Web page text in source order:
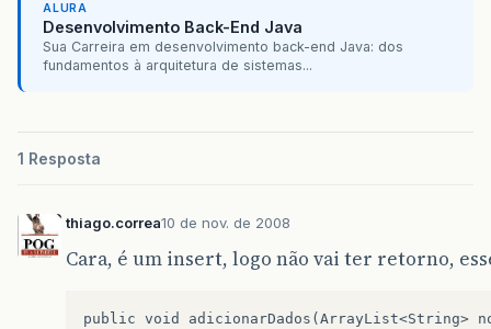
ALURA
Desenvolvimento Back-End Java
Sua Carreira em desenvolvimento back-end Java: dos
fundamentos à arquitetura de sistemas...
1 Resposta
thiago.correa10 de nov. de 2008
Cara, é um insert, logo não vai ter retorno,
public void adicionarDados(ArrayList<String>